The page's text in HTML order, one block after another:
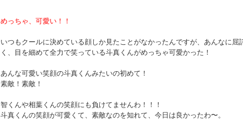
めっちゃ、可愛い！！
いつもクールに決めている顔しか見たことがなかったんですが、あんなに屈
く、目を細めて全力で笑っている斗真くんがめっちゃ可愛かった！
あんな可愛い笑顔の斗真くんみたいの初めて！
素敵！素敵！
智くんや相葉くんの笑顔にも負けてませんわ！！！
斗真くんの笑顔が可愛くて、素敵なのを知れて、今日は良かったわ〜。